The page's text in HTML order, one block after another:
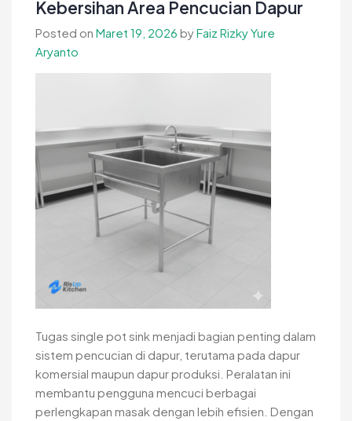
Kebersihan Area Pencucian Dapur
Posted on Maret 19, 2026 byFaiz Rizky Yure
Aryanto
Tugas single pot sink menjadi bagian penting dalam
sistem pencucian di dapur, terutama pada dapur
komersial maupun dapur produksi. Peralatan ini
membantu pengguna mencuci berbagai
perlengkapan masak dengan lebih efisien. Dengan